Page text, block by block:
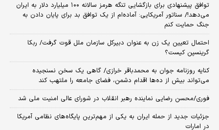
توافق پیشنهادی برای بازگشایی تنگه هرمز سالانه ۱۰۰ میلیارد دلار به ایران
می‌دهد!/ سناتور آمریکایی: آماده‌ام از یک توافق بد برای پایان دادن به
جنگ حمایت کنم
احتمال تعیین یک زن به عنوان دبیرکل سازمان ملل قوت گرفت/ ربکا
گرینسپن کیست؟
کنایه روزنامه جوان به محمدباقر خرازی/ گاهی یک سخن نسنجیده
می‌تواند بیش از ده‌ها اقدام دشمن، فضای جامعه را ملتهب کند
فوری/محسن رضایی نماینده رهبر انقلاب در شورای عالی امنیت ملی شد
جزئیات جدید از حمله ایران به یکی از مهم‌ترین پایگاه‌های نظامی آمریکا
در امارات